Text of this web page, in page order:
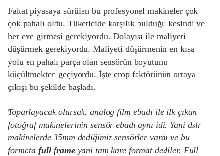
Fakat piyasaya sürülen bu profesyonel makineler çok
çok pahalı oldu. Tüketicide karşılık bulduğu kesindi ve
her eve girmesi gerekiyordu. Dolayısı ile maliyeti
düşürmek gerekiyordu. Maliyeti düşürmenin en kısa
yolu en pahalı parça olan sensörün boyutunu
küçültmekten geçiyordu. İşte crop faktörünün ortaya
çıkışı bu şekilde başladı.
Toparlayacak olursak, analog film ebadı ile ilk çıkan
fotoğraf makinelerinin sensör ebadı aynı idi. Yani dslr
makinelerde 35mm dediğimiz sensörler vardı ve bu
formata full frame yani tam kare format dediler. Full